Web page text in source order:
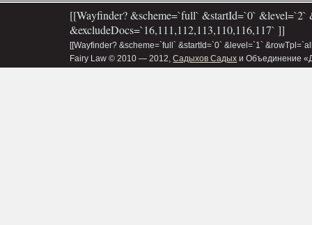
[[Wayfinder? &scheme=`full` &startId=`0`
&excludeDocs=`16,111,112,113,110,116,117` ]]
[[Wayfinder? &scheme=`full` &startId=`0` &level=`1`
Fairy Law © 2010 — 2012,Садыхов Садых и Объединение